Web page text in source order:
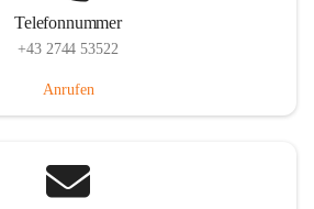
Telefonnummer
+43 2744 53522
Anrufen